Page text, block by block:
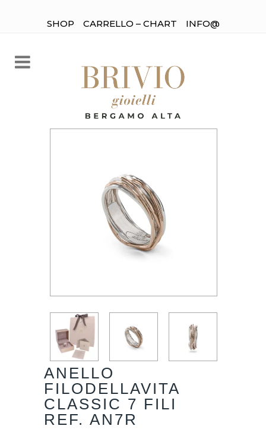
SHOP CARRELLO – CHART INFO@
ANELLO
FILODELLAVITA
CLASSIC 7 FILI
REF. AN7R